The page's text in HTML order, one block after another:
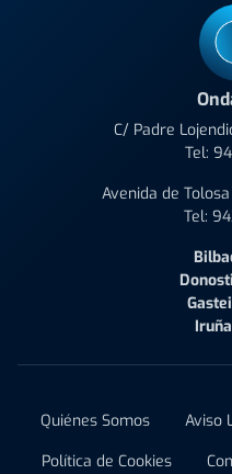
C/ Padre
Tel:
Avenida de
Tel:
Iruña
Quiénes Somos Aviso
Política de Cookies